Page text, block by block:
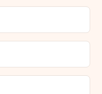
Du kannst das
liefern lassen und es